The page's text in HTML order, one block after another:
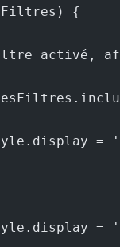
{
activé,
=
=